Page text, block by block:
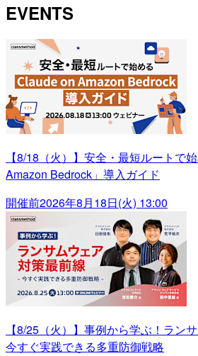
EVENTS
【8/18（火）】安全・最短ルートで
Amazon Bedrock」導入ガイド
開催前2026年8月18日(火) 13:00
【8/25（火）】事例から学ぶ！ラン
今すぐ実践できる多重防御戦略